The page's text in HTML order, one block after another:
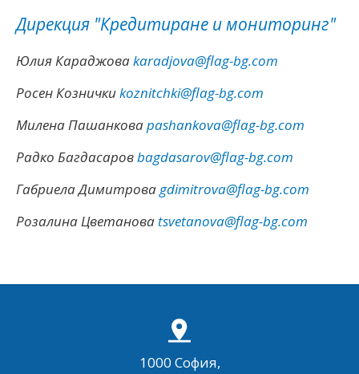
Дирекция "Кредитиране и мониторинг"
Юлия Караджоваkaradjova@flag-bg.com
Росен Козничкиkoznitchki@flag-bg.com
Милена Пашанковаpashankova@flag-bg.com
Радко Багдасаровbagdasarov@flag-bg.com
Габриела Димитроваgdimitrova@flag-bg.com
Розалина Цветанова tsvetanova@flag-bg.com
1000 София,